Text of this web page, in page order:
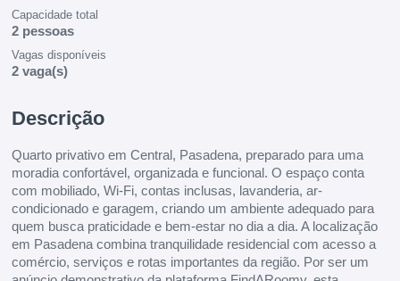
Capacidade total
2 pessoas
Vagas disponíveis
2 vaga(s)
Descrição
Quarto privativo em Central, Pasadena, preparado para uma
moradia confortável, organizada e funcional. O espaço conta
com mobiliado, Wi-Fi, contas inclusas, lavanderia, ar-
condicionado e garagem, criando um ambiente adequado para
quem busca praticidade e bem-estar no dia a dia. A localização
em Pasadena combina tranquilidade residencial com acesso a
comércio, serviços e rotas importantes da região. Por ser um